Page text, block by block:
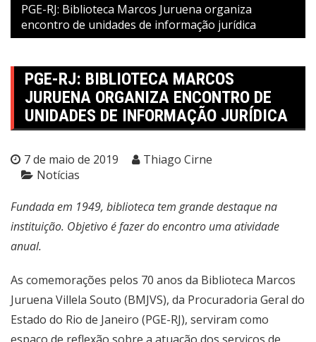
PGE-RJ: Biblioteca Marcos Juruena organiza
encontro de unidades de informação jurídica
PGE-RJ: BIBLIOTECA MARCOS
JURUENA ORGANIZA ENCONTRO DE
UNIDADES DE INFORMAÇÃO JURÍDICA
7 de maio de 2019
Thiago Cirne
Notícias
Fundada em 1949, biblioteca tem grande destaque na
instituição. Objetivo é fazer do encontro uma atividade
anual.
As comemorações pelos 70 anos da Biblioteca Marcos
Juruena Villela Souto (BMJVS), da Procuradoria Geral do
Estado do Rio de Janeiro (PGE-RJ), serviram como